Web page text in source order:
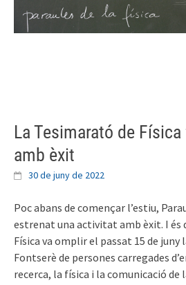
La Tesimarató de
amb èxit
30 de juny de 2022
Poc abans de començar l’estiu,
estrenat una activitat amb èxit. I és
Física va omplir el passat 15 de juny
Fontserè de persones carregades
recerca, la física i la comunicació de